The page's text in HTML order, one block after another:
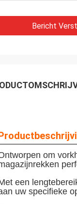
Bericht
om
een
uw specifieke